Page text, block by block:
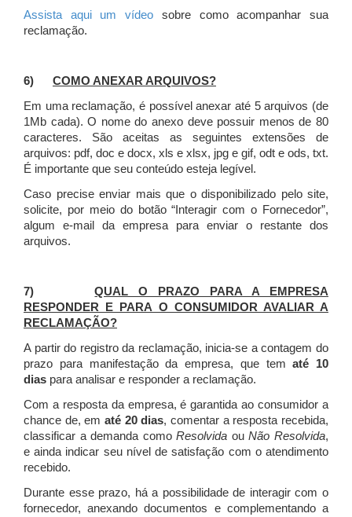
Assista aqui um vídeo sobre como acompanhar sua
reclamação.
6) COMO ANEXAR ARQUIVOS?
Em uma reclamação, é possível anexar até 5 arquivos (de
1Mb cada). O nome do anexo deve possuir menos de 80
caracteres. São aceitas as seguintes extensões de
arquivos: pdf, doc e docx, xls e xlsx, jpg e gif, odt e ods, txt.
É importante que seu conteúdo esteja legível.
Caso precise enviar mais que o disponibilizado pelo site,
solicite, por meio do botão “Interagir com o Fornecedor”,
algum e-mail da empresa para enviar o restante dos
arquivos.
7)QUAL O PRAZO PARA A EMPRESA
RESPONDER E PARA O CONSUMIDOR AVALIAR A
RECLAMAÇÃO?
A partir do registro da reclamação, inicia-se a contagem do
prazo para manifestação da empresa, que tematé 10
dias para analisar e responder a reclamação.
Com a resposta da empresa, é garantida ao consumidor a
chance de, em até 20 dias, comentar a resposta recebida,
classificar a demanda comoResolvida ouNão Resolvida,
e ainda indicar seu nível de satisfação com o atendimento
recebido.
Durante esse prazo, há a possibilidade de interagir com o
fornecedor, anexando documentos e complementando a